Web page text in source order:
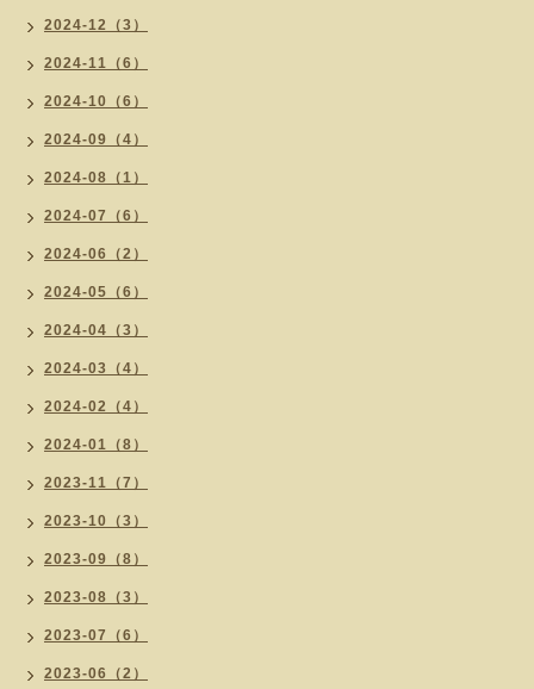
2024-12（3）
2024-11（6）
2024-10（6）
2024-09（4）
2024-08（1）
2024-07（6）
2024-06（2）
2024-05（6）
2024-04（3）
2024-03（4）
2024-02（4）
2024-01（8）
2023-11（7）
2023-10（3）
2023-09（8）
2023-08（3）
2023-07（6）
2023-06（2）